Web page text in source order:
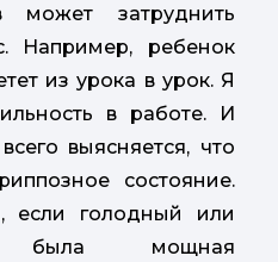
может затруднить
Например, ребенок
из урока в урок. Я
в работе. И
выясняется, что
состояние.
если голодный или
мощная